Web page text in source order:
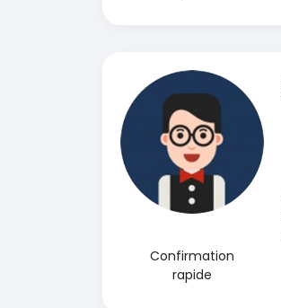
Confirmation
rapide